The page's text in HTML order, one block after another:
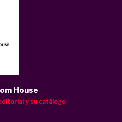
House
y su catálogo